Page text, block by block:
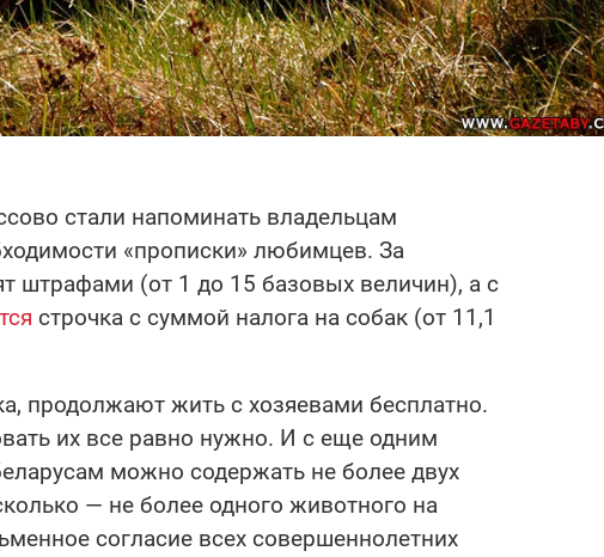
стали напоминать владельцам
«прописки» любимцев. За
штрафами (от 1 до 15 базовых величин), а с
строчка с суммой налога на собак (от 11,1
продолжают жить с хозяевами бесплатно.
их все равно нужно. И с еще одним
можно содержать не более двух
— не более одного животного на
согласие всех совершеннолетних